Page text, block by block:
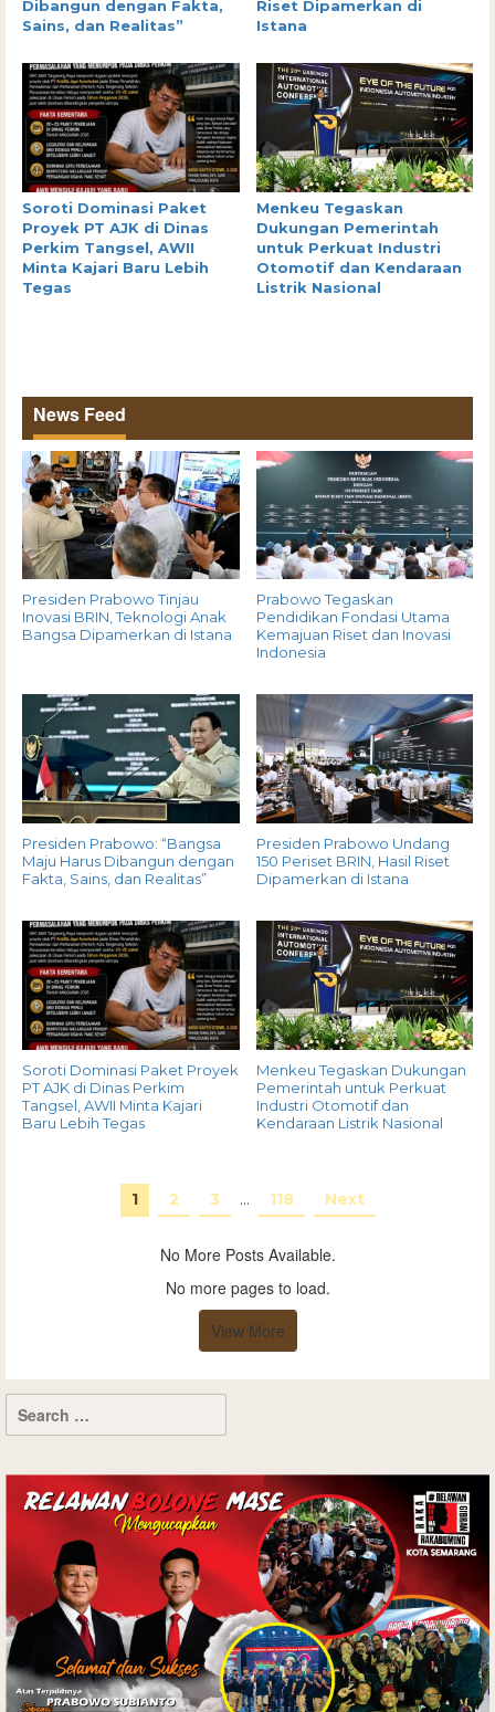
Dibangun dengan Fakta,
Sains, dan Realitas”
Riset Dipamerkan di
Istana
Soroti Dominasi Paket
Proyek PT AJK di Dinas
Perkim Tangsel, AWII
Minta Kajari Baru Lebih
Tegas
Menkeu Tegaskan
Dukungan Pemerintah
untuk Perkuat Industri
Otomotif dan Kendaraan
Listrik Nasional
News Feed
Presiden Prabowo Tinjau
Inovasi BRIN, Teknologi Anak
Bangsa Dipamerkan di Istana
Prabowo Tegaskan
Pendidikan Fondasi Utama
Kemajuan Riset dan Inovasi
Indonesia
Presiden Prabowo: “Bangsa
Maju Harus Dibangun dengan
Fakta, Sains, dan Realitas”
Presiden Prabowo Undang
150 Periset BRIN, Hasil Riset
Dipamerkan di Istana
Soroti Dominasi Paket Proyek
PT AJK di Dinas Perkim
Tangsel, AWII Minta Kajari
Baru Lebih Tegas
Menkeu Tegaskan Dukungan
Pemerintah untuk Perkuat
Industri Otomotif dan
Kendaraan Listrik Nasional
1 2 3 … 118 Next
No More Posts Available.
No more pages to load.
View More